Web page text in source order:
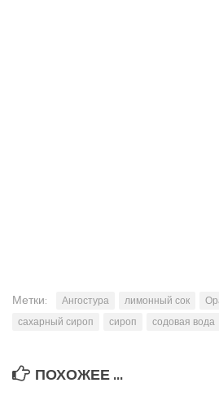
Метки: Ангостура лимонный сок
сахарный сироп
сироп содовая вода
ПОХОЖЕЕ ...